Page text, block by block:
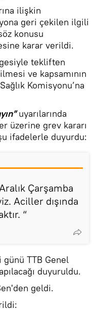
ilişkin
geri çekilen ilgili
konusu
karar verildi.
tekliften
ve kapsamının
Komisyonu’na
uyarılarında
üzerine grev kararı
şu ifadelerle duyurdu:
Çarşamba
Aciller dışında
“
günü TTB Genel
duyuruldu.
geldi.